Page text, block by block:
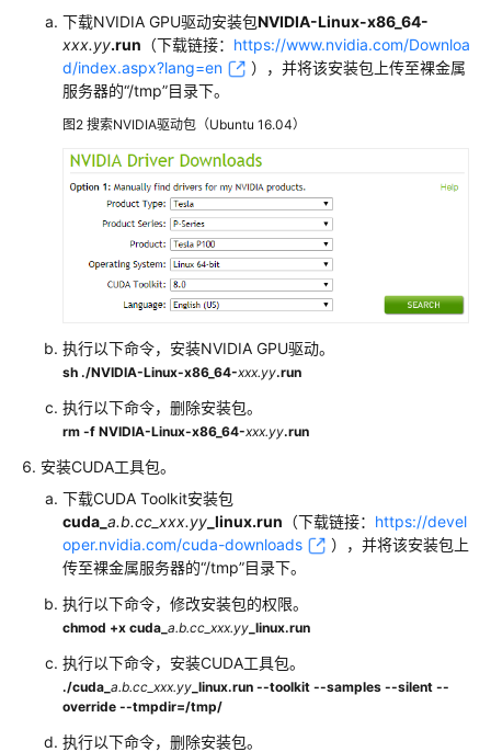
元
数
据
查
看
像
管
理
盘
管
理
网
络
安
全
管
下载NVIDIA GPU驱动安装包NVIDIA-Linux-x86_64-
xxx.yy.run （下载链接： https://www.nvidia.com/Downloa
d/index.aspx?lang=en
），并将该安装包上传至裸金属
服务器的“/tmp”目录下。
图2 搜索NVIDIA驱动包（Ubuntu 16.04）
执行以下命令，安装NVIDIA GPU驱动。
sh ./NVIDIA-Linux-x86_64-xxx.yy.run
执行以下命令，删除安装包。
rm -f NVIDIA-Linux-x86_64-xxx.yy.run
安装CUDA工具包。
下载CUDA Toolkit安装包
cuda_ a.b.cc_xxx.yy _linux.run （下载链接： https://devel
oper.nvidia.com/cuda-downloads
），并将该安装包上
传至裸金属服务器的“/tmp”目录下。
执行以下命令，修改安装包的权限。
chmod +x cuda_ a.b.cc_xxx.yy _linux.run
执行以下命令，安装CUDA工具包。
./cuda_ a.b.cc_xxx.yy _linux.run --toolkit --samples --silent --
override --tmpdir=/tmp/
执行以下命令，删除安装包。